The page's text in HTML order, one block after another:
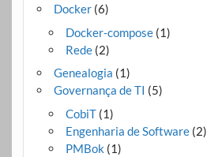
Docker(6)
Docker-compose(1)
Rede(2)
Genealogia (1)
Governança de TI (5)
CobiT(1)
Engenharia de Software(2)
PMBok (1)